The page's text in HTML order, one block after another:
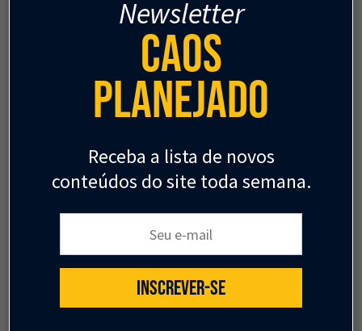
LEIA TAMBÉM
Newsletter
Caos
Planejado
Receba a lista de novos
conteúdos do site toda semana.
INSCREVER-SE